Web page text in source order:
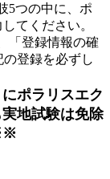
5つの中に、ポ
てください。
「登録情報の確
登録を必ずし
ポラリスエク
地試験は免除